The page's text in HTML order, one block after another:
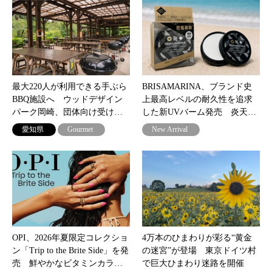
最大220人が利用できる手ぶら
BBQ施設へ ウッドデザイン
パーク岡崎、団体向け受け…
愛知県 Gourmet
BRISAMARINA、ブランド史
上最高レベルの耐久性を追求
した新UVバーム発売 炎天…
New Arrival
OPI、2026年夏限定コレクショ
ン「Trip to the Brite Side」を発
売 鮮やかなビタミンカラ…
4万本のひまわりが彩る“黄金
の迷宮”が登場 東京ドイツ村
で巨大ひまわり迷路を開催